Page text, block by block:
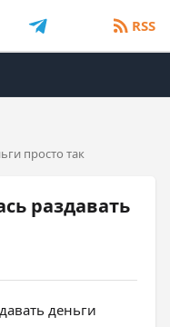
RSS
просто так
раздавать